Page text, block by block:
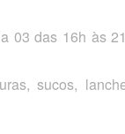
03 das 16h às
sucos,